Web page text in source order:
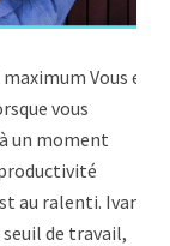
Vous en
vous
un moment
au ralenti. Ivan
seuil de travail,